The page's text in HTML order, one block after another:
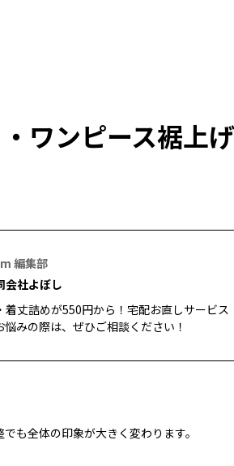
ワンピース裾上
編集部
会社よぼし
着丈詰めが550円から！宅配お直しサービ
みの際は、ぜひご相談ください！
も全体の印象が大きく変わります。